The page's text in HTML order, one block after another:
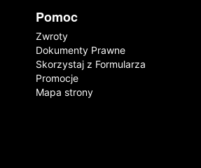
Pomoc
Zwroty
Dokumenty Prawne
Skorzystaj z Formularza
Promocje
Mapa strony